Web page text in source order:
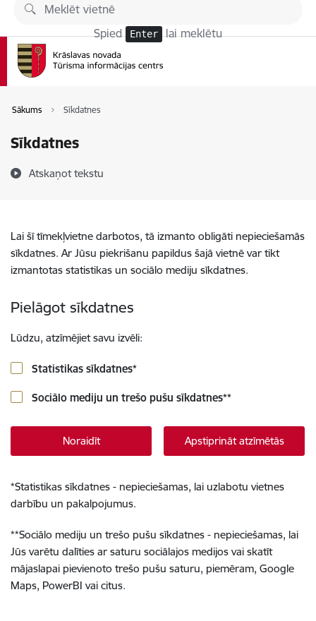
Pāriet uz lapas saturu
Spied Enter lai meklētu
Sākums Sīkdatnes
Sīkdatnes
Atskaņot tekstu
Lai šī tīmekļvietne darbotos, tā izmanto obligāti nepieciešamās
sīkdatnes. Ar Jūsu piekrišanu papildus šajā vietnē var tikt
izmantotas statistikas un sociālo mediju sīkdatnes.
Pielāgot sīkdatnes
Lūdzu, atzīmējiet savu izvēli:
Statistikas sīkdatnes*
Sociālo mediju un trešo pušu sīkdatnes**
Noraidīt Apstiprināt atzīmētās
*Statistikas sīkdatnes - nepieciešamas, lai uzlabotu vietnes
darbību un pakalpojumus.
**Sociālo mediju un trešo pušu sīkdatnes - nepieciešamas, lai
Jūs varētu dalīties ar saturu sociālajos medijos vai skatīt
mājaslapai pievienoto trešo pušu saturu, piemēram, Google
Maps, PowerBI vai citus.